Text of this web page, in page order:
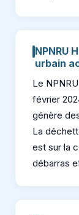
NPNRU
urbain
Le
février
génère
La
est sur la
débarras